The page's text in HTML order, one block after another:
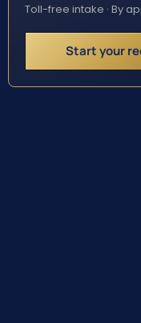
Toll-free intake · By
Start your